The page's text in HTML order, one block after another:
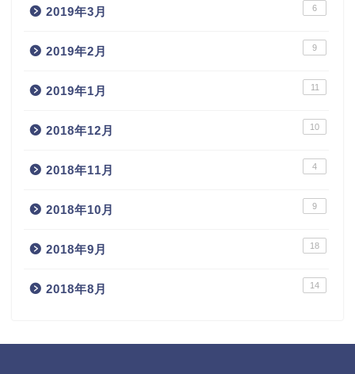
2019年3月 6
2019年2月 9
2019年1月 11
2018年12月 10
2018年11月 4
2018年10月 9
2018年9月 18
2018年8月 14